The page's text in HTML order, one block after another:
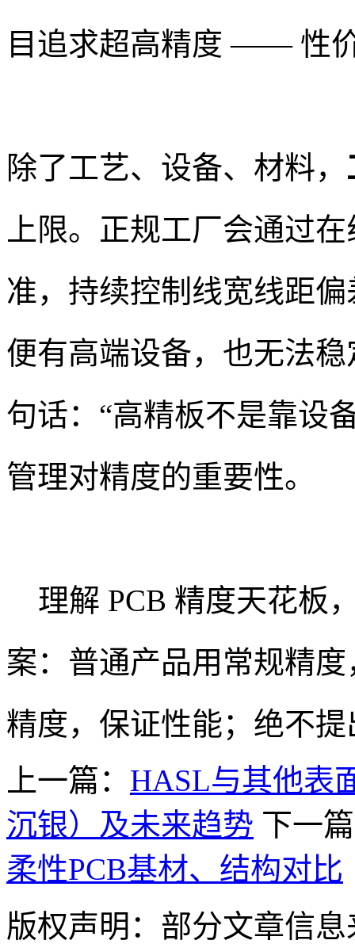
目追求超高精度 —— 性
除了工艺、设备、材料，
上限。正规工厂会通过
准，持续控制线宽线距
便有高端设备，也无法
句话：“高精板不是靠设
管理对精度的重要性。
理解 PCB 精度天花板
案：普通产品用常规精
精度，保证性能；绝不
上一篇： HASL与其他表
沉银）及未来趋势 下一
柔性PCB基材、结构对比
版权声明：部分文章信